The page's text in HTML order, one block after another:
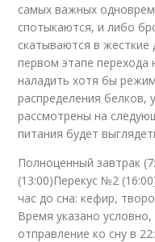
самых важных
спотыкаются, и либо
скатываются в
первом этапе перехода
наладить хотя бы
распределения белков,
рассмотрены на
питания будет
Полноценный завтрак
(13:00)Перекус №2
час до сна: кефир,
Время указано
отправление ко сну в